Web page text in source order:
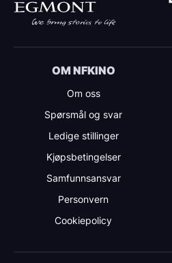
OM NFKINO
Om oss
Spørsmål og svar
Ledige stillinger
Kjøpsbetingelser
Samfunnsansvar
Personvern
Cookiepolicy